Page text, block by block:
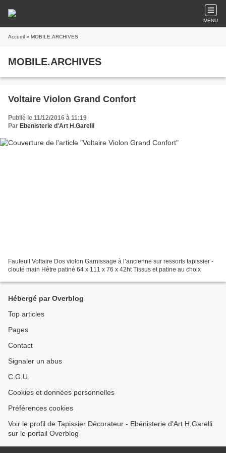
MENU
Accueil » MOBILE.ARCHIVES
MOBILE.ARCHIVES
Voltaire Violon Grand Confort
Publié le 11/12/2016 à 11:19
Par Ebenisterie d'Art H.Garelli
Fauteuil Voltaire Dos violon Garnissage à l’ancienne sur ressorts tapissier -
clouté main Hêtre patiné 64 x 111 x 76 x 42ht Tissus et patine au choix
Hébergé par Overblog
Top articles
Pages
Contact
Signaler un abus
C.G.U.
Cookies et données personnelles
Préférences cookies
Voir le profil de Tapissier Décorateur - Ebénisterie d'Art H.Garelli
sur le portail Overblog